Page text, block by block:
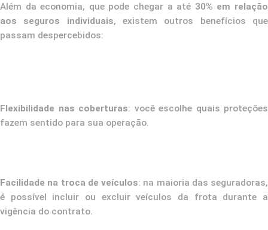
Além da economia, que pode chegar a até 30% em relação
aos seguros individuais, existem outros benefícios que
passam despercebidos:
Flexibilidade nas coberturas: você escolhe quais proteções
fazem sentido para sua operação.
Facilidade na troca de veículos: na maioria das seguradoras,
é possível incluir ou excluir veículos da frota durante a
vigência do contrato.